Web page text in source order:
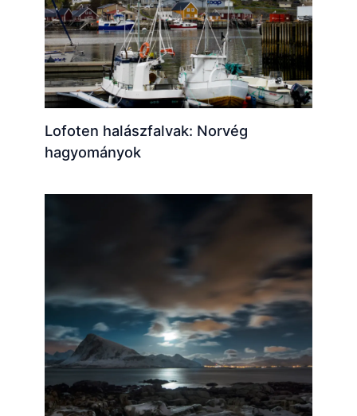
Lofoten halászfalvak: Norvég
hagyományok